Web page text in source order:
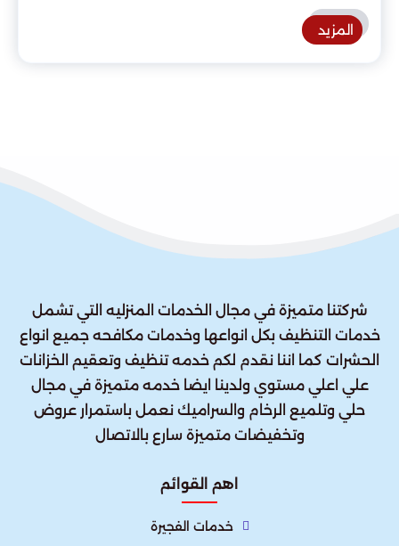
المزيد
شركتنا متميزة في مجال الخدمات المنزليه التي تشمل
خدمات التنظيف بكل انواعها وخدمات مكافحه جميع انواع
الحشرات كما اننا نقدم لكم خدمه تنظيف وتعقيم الخزانات
علي اعلي مستوي ولدينا ايضا خدمه متميزة في مجال
حلي وتلميع الرخام والسراميك نعمل باستمرار عروض
وتخفيضات متميزة سارع بالاتصال
اهم القوائم
خدمات الفجيرة